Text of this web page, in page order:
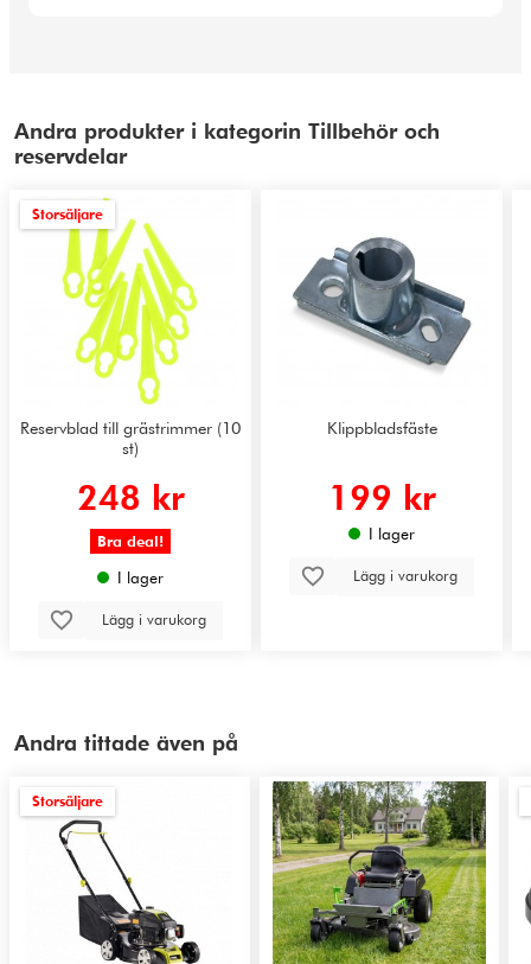
Andra produkter i kategorin Tillbehör och
reservdelar
Storsäljare
Reservblad till grästrimmer (10
st)
248 kr
Bra deal!
I lager
Lägg i varukorg
Klippbladsfäste
199 kr
I lager
Lägg i varukorg
Andra tittade även på
Storsäljare